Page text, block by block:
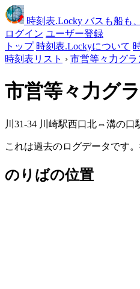
時刻表.Locky バスも船も
ログイン ユーザー登録
トップ 時刻表.Lockyについて
時刻表リスト › 市営等々力グラ
市営等々力グ
川31-34 川崎駅西口北⇔溝の口
これは過去のログデータです
のりばの位置